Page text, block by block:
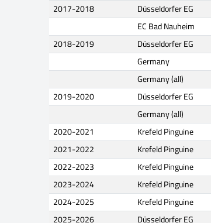
2017-2018
Düsseldorfer EG
EC Bad Nauheim
2018-2019
Düsseldorfer EG
Germany
Germany (all)
2019-2020
Düsseldorfer EG
Germany (all)
2020-2021
Krefeld Pinguine
2021-2022
Krefeld Pinguine
2022-2023
Krefeld Pinguine
2023-2024
Krefeld Pinguine
2024-2025
Krefeld Pinguine
2025-2026
Düsseldorfer EG